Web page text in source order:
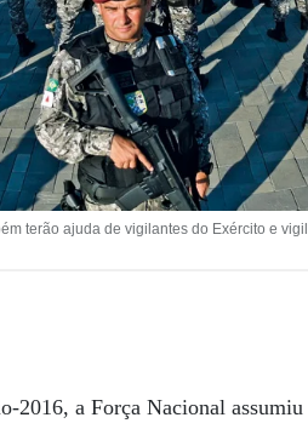
terão ajuda de vigilantes do Exército e
a Força Nacional assumiu